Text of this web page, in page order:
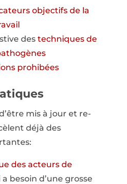
objectifs de la
des techniques de
prohibées
mis à jour et re-
déjà des
des acteurs de
a besoin d’une grosse